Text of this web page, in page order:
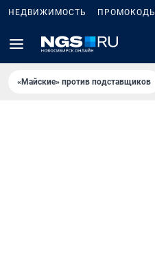
НЕДВИЖИМОСТЬ ПРОМОКОДЫ
«Майские» против подставщиков